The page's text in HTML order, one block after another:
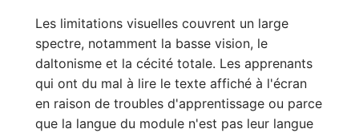
Les limitations visuelles couvrent un large
spectre, notamment la basse vision, le
daltonisme et la cécité totale. Les apprenants
qui ont du mal à lire le texte affiché à l'écran
en raison de troubles d'apprentissage ou parce
que la langue du module n'est pas leur langue